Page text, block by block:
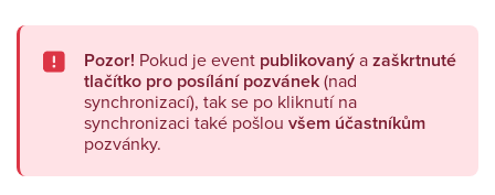
Pozor! Pokud je event publikovanýazaškrtnuté
tlačítko pro posílání pozvánek(nad
synchronizací), tak se po kliknutí na
synchronizaci také pošlou všem účastníkům
pozvánky.